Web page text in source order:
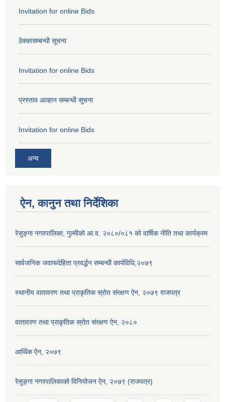
Invitation for online Bids
ठेक्कासम्बन्धी सूचना
Invitation for online Bids
प्रस्ताव आव्हान सम्बन्धी सूचना
Invitation for online Bids
अन्य
ऐन, कानुन तथा निर्देशिका
रेसुङ्गा नगरपालिका, गुल्मीको आ.व. २०८०/०८१ को वार्षिक नीति तथा कार्यक्रम
सार्वजनिक जवाफदेहिता प्रवर्द्धन सम्बन्धी कार्यविधि,२०७९
स्थानीय वातावरण तथा प्राकृतिक स्रोत संरक्षण ऐन, २०७९ राजपत्र
वातावरण तथा प्राकृतिक स्रोत संरक्षण ऐन, २०८०
आर्थिक ऐन, २०७९
रेसुङ्गा नगरपालिकाको विनियोजन ऐन, २०७९ (राजपत्र)